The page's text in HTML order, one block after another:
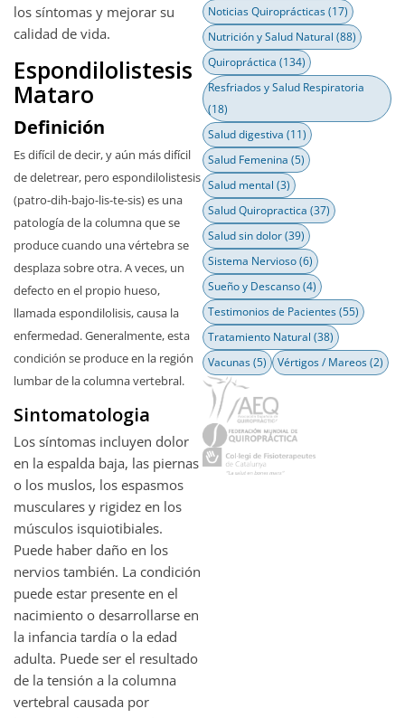
los síntomas y mejorar su
calidad de vida.
Espondilolistesis
Mataro
Definición
Es difícil de decir, y aún más difícil
de deletrear, pero espondilolistesis
(patro-dih-bajo-lis-te-sis) es una
patología de la columna que se
produce cuando una vértebra se
desplaza sobre otra. A veces, un
defecto en el propio hueso,
llamada espondilolisis, causa la
enfermedad. Generalmente, esta
condición se produce en la región
lumbar de la columna vertebral.
Sintomatologia
Los síntomas incluyen dolor
en la espalda baja, las piernas
o los muslos, los espasmos
musculares y rigidez en los
músculos isquiotibiales.
Puede haber daño en los
nervios también. La condición
puede estar presente en el
nacimiento o desarrollarse en
la infancia tardía o la edad
adulta. Puede ser el resultado
de la tensión a la columna
vertebral causada por
Noticias Quiroprácticas(17)
Nutrición y Salud Natural (88)
Quiropráctica (134)
Resfriados y Salud Respiratoria
(18)
Salud digestiva (11)
Salud Femenina (5)
Salud mental (3)
Salud Quiropractica (37)
Salud sin dolor(39)
Sistema Nervioso(6)
Sueño y Descanso(4)
Testimonios de Pacientes(55)
Tratamiento Natural (38)
Vacunas(5) Vértigos / Mareos(2)